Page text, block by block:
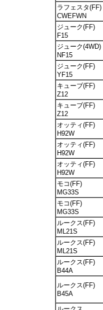
ラフェスタ(FF)
CWEFWN
ジューク(FF)
F15
ジューク(4WD)
NF15
ジューク(FF)
YF15
キューブ(FF)
Z12
キューブ(FF)
Z12
オッティ(FF)
H92W
オッティ(FF)
H92W
オッティ(FF)
H92W
モコ(FF)
MG33S
モコ(FF)
MG33S
ルークス(FF)
ML21S
ルークス(FF)
ML21S
ルークス(FF)
B44A
ルークス(FF)
B45A